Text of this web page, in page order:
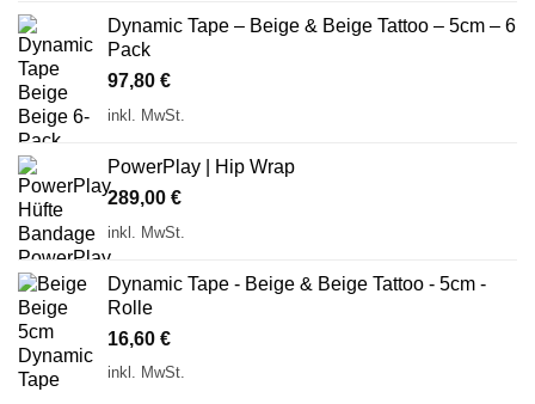
Dynamic Tape – Beige & Beige Tattoo – 5cm – 6
Pack
97,80 €
inkl. MwSt.
PowerPlay | Hip Wrap
289,00 €
inkl. MwSt.
Dynamic Tape - Beige & Beige Tattoo - 5cm -
Rolle
16,60 €
inkl. MwSt.